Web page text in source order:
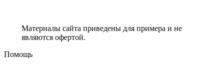
Материалы сайта приведены для примера и не
являются офертой.
Помощь